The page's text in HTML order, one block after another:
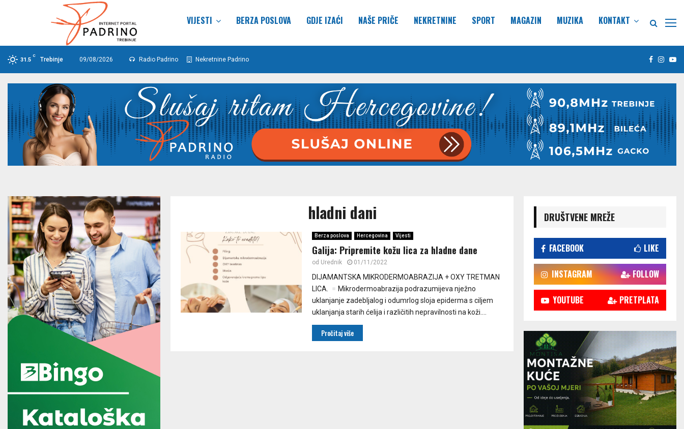
VIJESTI BERZA POSLOVA GDJE IZAĆI NAŠE PRIČE NEKRETNINE SPORT MAGAZIN MUZIKA KONTAKT
31.5
C
Trebinje 09/08/2026 Radio Padrino Nekretnine Padrino Facebook
hladni dani
Berza poslova Hercegovina Vijesti
Galija: Pripremite kožu lica za hladne dane
od Urednik 01/11/2022
DIJAMANTSKA MIKRODERMOABRAZIJA + OXY TRETMAN
LICA.
Mikrodermoabrazija podrazumijeva nježno
uklanjanje zadebljalog i odumrlog sloja epiderma s ciljem
uklanjanja starih ćelija i različitih nepravilnosti na koži....
Pročitaj više
DRUŠTVENE MREŽE
FACEBOOK LIKE
INSTAGRAM FOLLOW
YOUTUBE PRETPLATA